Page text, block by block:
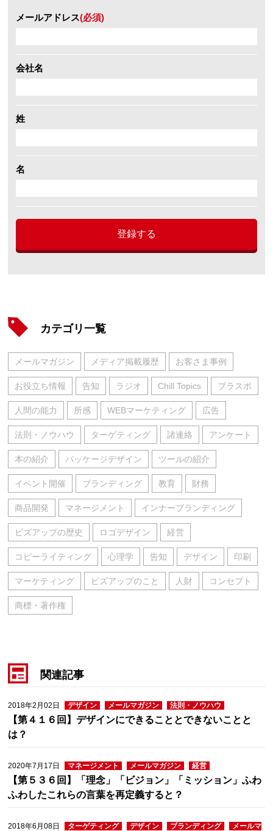
メールアドレス(必須)
会社名
姓
名
登録する
カテゴリ一覧
メールマガジン メディア掲載履歴 お客さま事例
お役立ち情報 告知 ラジオ Chill Topics ブラスポ
人間の能力 所感 WEBマーケティング 広告
法則・ノウハウ ターゲティング 諸連絡 アンケート
本の紹介 パッケージデザイン ツールの紹介
イベント開催 ブランディング 教育 財務
商品開発 マネージメント インナーブランディング
ビズアップの歴史 ロゴデザイン 経営
コピーライティング 心理学 告知 デザイン 印刷
マーケティング ビズアップのこと 人財 コンセプト
商標・著作権
関連記事
2018年2月02日 デザイン メールマガジン 法則・ノウハウ
【第４１６回】デザインにできることとできないことと
は？
2020年7月17日 マネージメント メールマガジン 経営
【第５３６回】「理念」「ビジョン」「ミッション」ふわ
ふわしたこれらの言葉を再定義すると？
2018年6月08日 ターゲティング デザイン ブランディング メールマ